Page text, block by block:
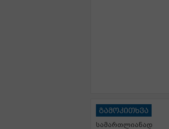
გამოკითხვა
სამართლიანად